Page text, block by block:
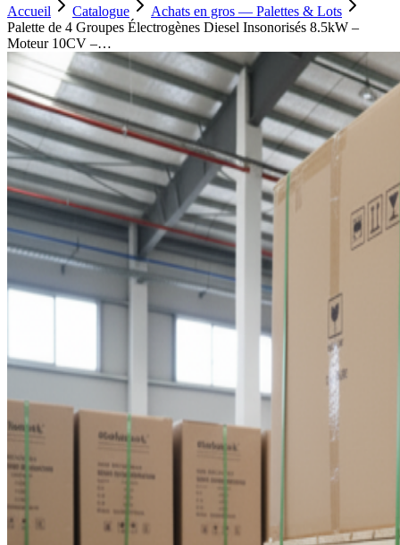
Accueil
Catalogue
Achats en gros — Palettes & Lots
Palette de 4 Groupes Électrogènes Diesel Insonorisés 8.5kW –
Moteur 10CV –…